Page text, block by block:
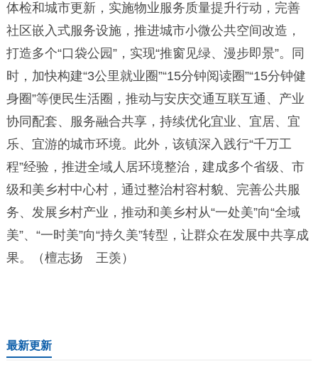
体检和城市更新，实施物业服务质量提升行动，完善
社区嵌入式服务设施，推进城市小微公共空间改造，
打造多个“口袋公园”，实现“推窗见绿、漫步即景”。同
时，加快构建“3公里就业圈”“15分钟阅读圈”“15分钟健
身圈”等便民生活圈，推动与安庆交通互联互通、产业
协同配套、服务融合共享，持续优化宜业、宜居、宜
乐、宜游的城市环境。此外，该镇深入践行“千万工
程”经验，推进全域人居环境整治，建成多个省级、市
级和美乡村中心村，通过整治村容村貌、完善公共服
务、发展乡村产业，推动和美乡村从“一处美”向“全域
美”、“一时美”向“持久美”转型，让群众在发展中共享成
果。（檀志扬 王羡）
最新更新